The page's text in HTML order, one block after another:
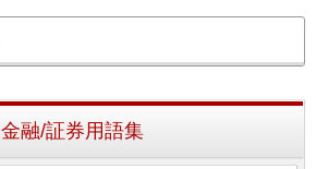
金融/証券用語集